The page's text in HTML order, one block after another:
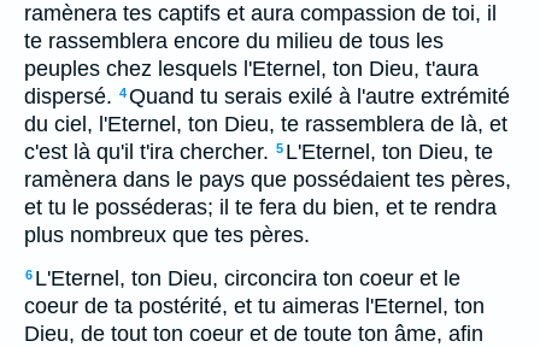
ramènera tes captifs et aura compassion de toi, il
te rassemblera encore du milieu de tous les
peuples chez lesquels l'Eternel, ton Dieu, t'aura
dispersé. 4Quand tu serais exilé à l'autre extrémité
du ciel, l'Eternel, ton Dieu, te rassemblera de là, et
c'est là qu'il t'ira chercher. 5 L'Eternel, ton Dieu, te
ramènera dans le pays que possédaient tes pères,
et tu le posséderas; il te fera du bien, et te rendra
plus nombreux que tes pères.
6 L'Eternel, ton Dieu, circoncira ton coeur et le
coeur de ta postérité, et tu aimeras l'Eternel, ton
Dieu, de tout ton coeur et de toute ton âme, afin